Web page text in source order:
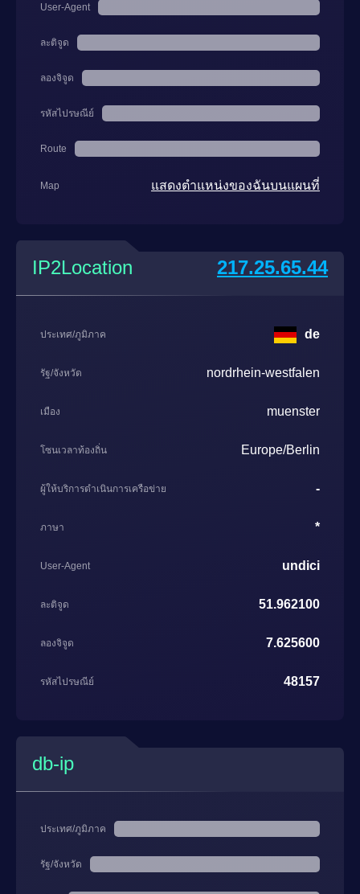
User-Agent
ละติจูด
ลองจิจูด
รหัสไปรษณีย์
Route
Map แสดงตำแหน่งของฉันบนแผนที่
IP2Location 217.25.65.44
ประเทศ/ภูมิภาค de
รัฐ/จังหวัด nordrhein-westfalen
เมือง muenster
โซนเวลาท้องถิ่น Europe/Berlin
ผู้ให้บริการดำเนินการเครือข่าย -
ภาษา *
User-Agent undici
ละติจูด 51.962100
ลองจิจูด 7.625600
รหัสไปรษณีย์ 48157
db-ip
ประเทศ/ภูมิภาค
รัฐ/จังหวัด